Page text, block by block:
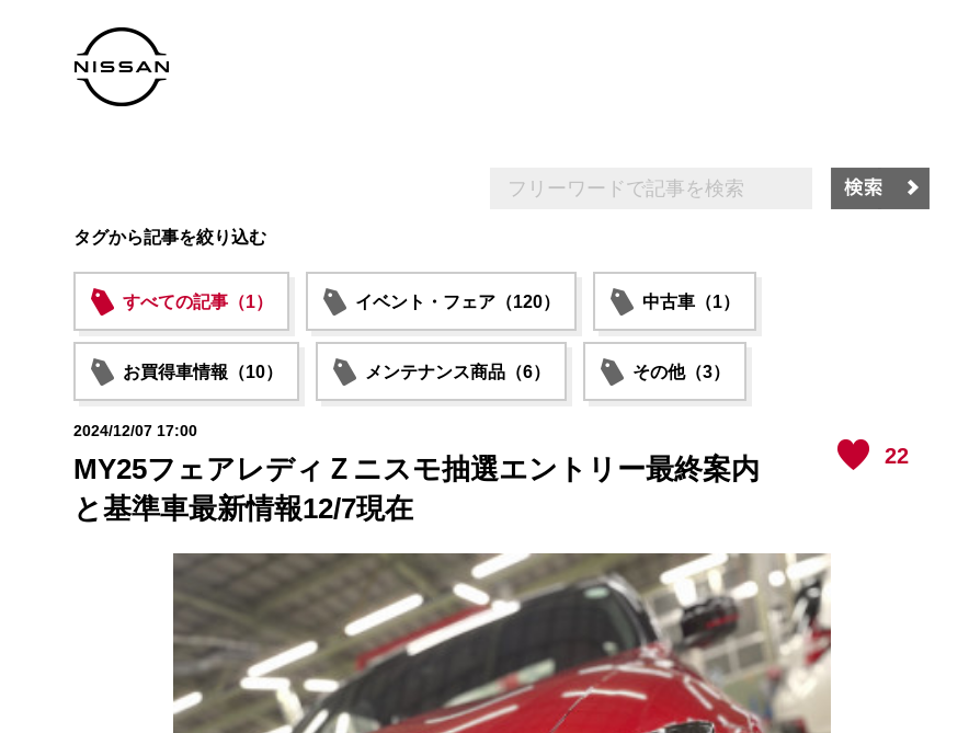
タグから記事を絞り込む
すべての記事（1） イベント・フェア（120） 中古車（1）
お買得車情報（10） メンテナンス商品（6） その他（3）
22
2024/12/07 17:00
MY25フェアレディＺニスモ抽選エントリー最終案内
と基準車最新情報12/7現在